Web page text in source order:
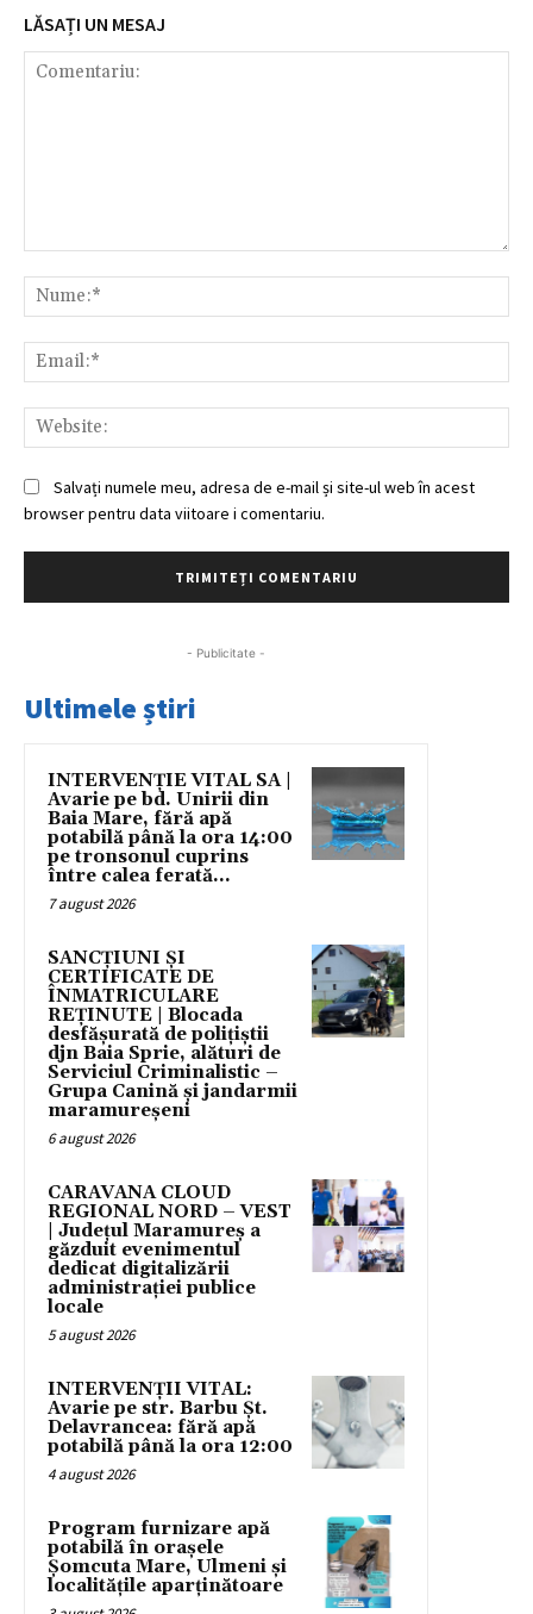
LĂSAȚI UN MESAJ
Salvați numele meu, adresa de e-mail și site-ul web în acest
browser pentru data viitoare i comentariu.
- Publicitate -
Ultimele știri
INTERVENȚIE VITAL SA |
Avarie pe bd. Unirii din
Baia Mare, fără apă
potabilă până la ora 14:00
pe tronsonul cuprins
între calea ferată...
7 august 2026
SANCȚIUNI ȘI
CERTIFICATE DE
ÎNMATRICULARE
REȚINUTE | Blocada
desfășurată de polițiștii
djn Baia Sprie, alături de
Serviciul Criminalistic –
Grupa Canină și jandarmii
maramureșeni
6 august 2026
CARAVANA CLOUD
REGIONAL NORD – VEST
| Județul Maramureș a
găzduit evenimentul
dedicat digitalizării
administrației publice
locale
5 august 2026
INTERVENȚII VITAL:
Avarie pe str. Barbu Șt.
Delavrancea: fără apă
potabilă până la ora 12:00
4 august 2026
Program furnizare apă
potabilă în orașele
Șomcuta Mare, Ulmeni și
localitățile aparținătoare